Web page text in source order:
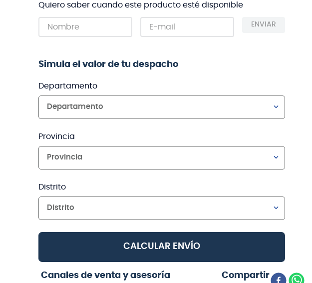
Quiero saber cuando este producto esté disponible
ENVIAR
Simula el valor de tu despacho
Departamento
Departamento
Provincia
Provincia
Distrito
Distrito
CALCULAR ENVÍO
Canales de venta y asesoría